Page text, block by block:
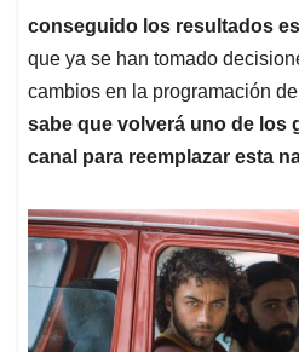
conseguido los resultados
que ya se han tomado
cambios en la programación
sabe que volverá uno de los
canal para reemplazar esta